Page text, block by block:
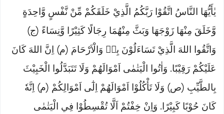
يٰأَيُّهَا النَّاسُ اتَّقُوْا رَبَّكُمُ الَّذِيْ خَلَقَكُمْ مِّنْ نَّفْسٍ وَّاحِدَةٍ
وَّخَلَقَ مِنْهَا زَوْجَهَا وَبَثَّ مِنْهُمَا رِجَالًا كَثِيْرًا وَّنِسَاءً (ج)
وَاتَّقُوا اللهَ الَّذِيْ تَسَاءَلُوْنَ بِهٖ وَالْاَرْحَامَ (م) اِنَّ اللهَ كَانَ
عَلَيْكُمْ رَقِيْبًا. وَاٰتُوا الْيَتٰمٰى اَمْوَالَهُمْ وَلَا تَتَبَدَّلُوا الْخَبِيْثَ
بِالطَّيِّبِ (ص) وَلَا تَأْكُلُوْا اَمْوَالَهُمْ اِلٰٓى اَمْوَالِكُمْ (م) اِنَّهٗ
كَانَ حُوْبًا كَبِيْرًا. وَاِنْ خِفْتُمْ اَلَّا تُقْسِطُوْا فِي الْيَتٰمٰى